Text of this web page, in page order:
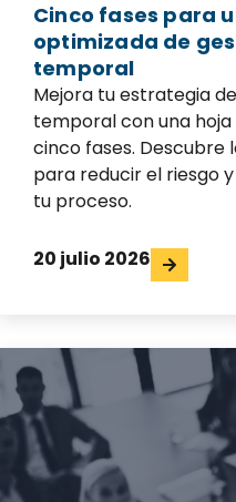
Cinco fases para
optimizada de
temporal
Mejora tu estrategia
temporal con una
cinco fases. Descubre
para reducir el riesgo
tu proceso.
20 julio 2026